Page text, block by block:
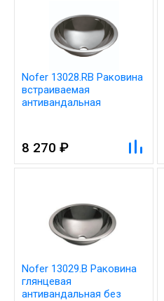
Nofer 13028.RB Раковина
встраиваемая
антивандальная
8 270 ₽
Nofer 13029.B Раковина
глянцевая
антивандальная без